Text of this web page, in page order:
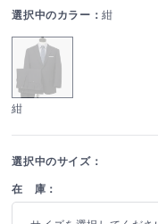
選択中のカラー：紺
紺
選択中のサイズ：
在 庫：